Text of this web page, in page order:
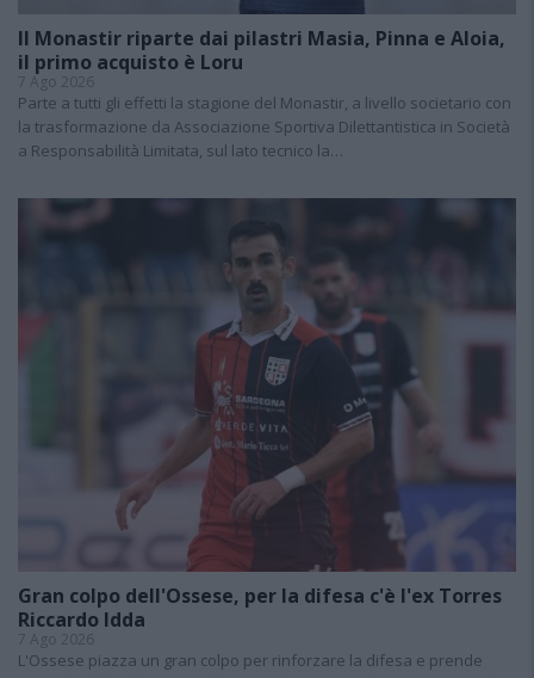
Il Monastir riparte dai pilastri Masia, Pinna e Aloia,
il primo acquisto è Loru
7 Ago 2026
Parte a tutti gli effetti la stagione del Monastir, a livello societario con
la trasformazione da Associazione Sportiva Dilettantistica in Società
a Responsabilità Limitata, sul lato tecnico la…
Gran colpo dell'Ossese, per la difesa c'è l'ex Torres
Riccardo Idda
7 Ago 2026
L'Ossese piazza un gran colpo per rinforzare la difesa e prende